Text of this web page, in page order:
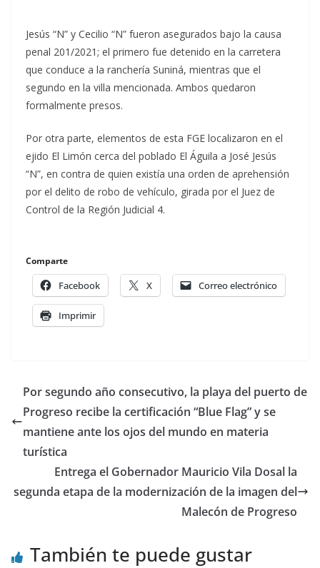
Jesús “N” y Cecilio “N” fueron asegurados bajo la causa
penal 201/2021; el primero fue detenido en la carretera
que conduce a la ranchería Suniná, mientras que el
segundo en la villa mencionada. Ambos quedaron
formalmente presos.
Por otra parte, elementos de esta FGE localizaron en el
ejido El Limón cerca del poblado El Águila a José Jesús
“N”, en contra de quien existía una orden de aprehensión
por el delito de robo de vehículo, girada por el Juez de
Control de la Región Judicial 4.
Comparte
Facebook X Correo electrónico
Imprimir
Por segundo año consecutivo, la playa del puerto de
Progreso recibe la certificación “Blue Flag” y se
mantiene ante los ojos del mundo en materia
turística
Entrega el Gobernador Mauricio Vila Dosal la
segunda etapa de la modernización de la imagen del
Malecón de Progreso
También te puede gustar